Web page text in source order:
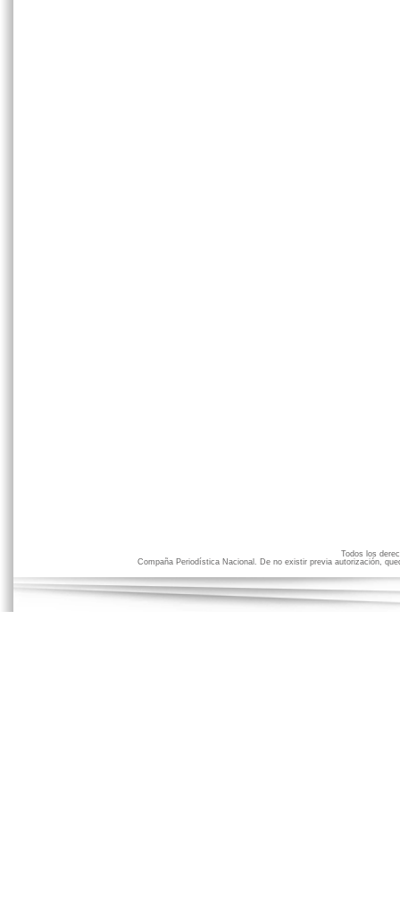
Todos los
Compaña Periodística Nacional. De no existir previa autorización,